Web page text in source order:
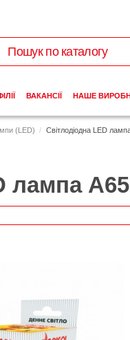
(LED) Світлодіодна LED
лампа
ВАКАНСІЇ НАШЕ